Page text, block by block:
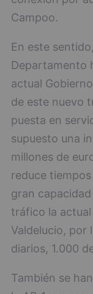
Campoo.
En este
Departamento
actual
de este nuevo
puesta en
supuesto una
millones de
reduce
gran
tráfico la
Valdelucio, por
diarios, 1.000
También se